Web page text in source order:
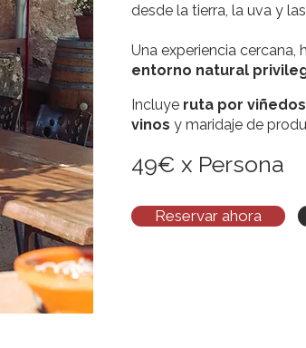
desde la tierra, la uva y
Una experiencia cercana,
entorno natural
Incluye ruta por viñedos
vinos y maridaje de
49€ x Persona
Reservar ahora